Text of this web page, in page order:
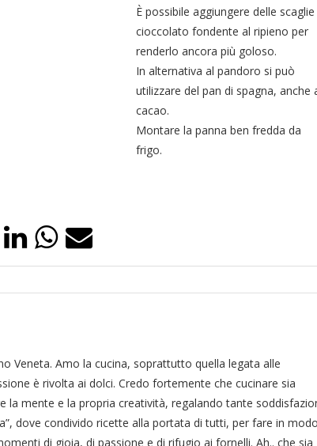
È possibile aggiungere delle scaglie
cioccolato fondente al ripieno per
renderlo ancora più goloso.
In alternativa al pandoro si può
utilizzare del pan di spagna, anche
cacao.
Montare la panna ben fredda da
frigo.
Veneta. Amo la cucina, soprattutto quella legata alle
è rivolta ai dolci. Credo fortemente che cucinare sia
la mente e la propria creatività, regalando tante
dove condivido ricette alla portata di tutti, per fare in modo
di gioia, di passione e di rifugio ai fornelli. Ah.. che sia